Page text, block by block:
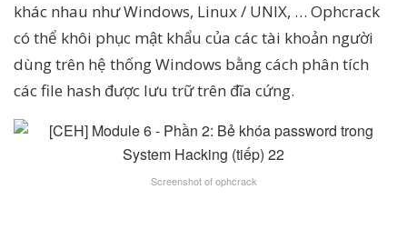
khác nhau như Windows, Linux / UNIX, … Ophcrack
có thể khôi phục mật khẩu của các tài khoản người
dùng trên hệ thống Windows bằng cách phân tích
các file hash được lưu trữ trên đĩa cứng.
Screenshot of ophcrack